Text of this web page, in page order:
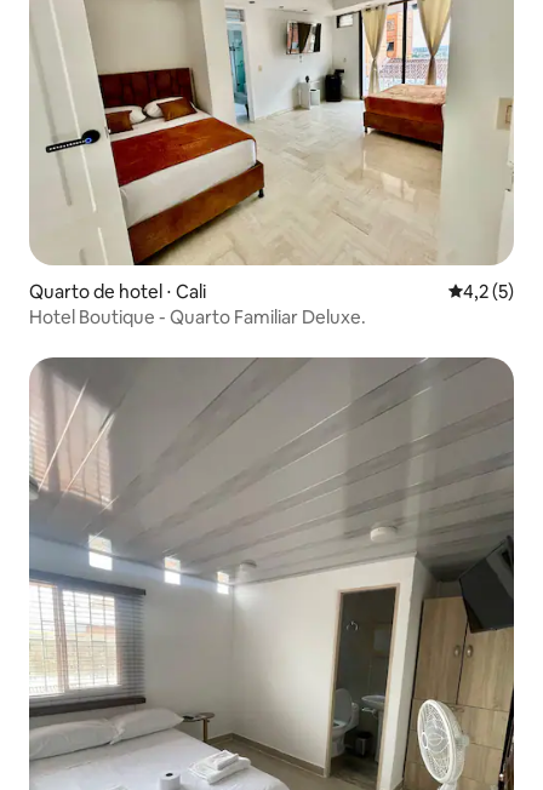
Quarto de hotel ⋅ Cali 4,2 de
4,2 (5)
Hotel Boutique - Quarto Familiar Deluxe.